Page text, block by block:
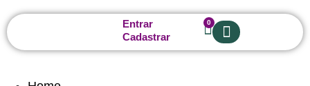
Entrar
Cadastrar
0